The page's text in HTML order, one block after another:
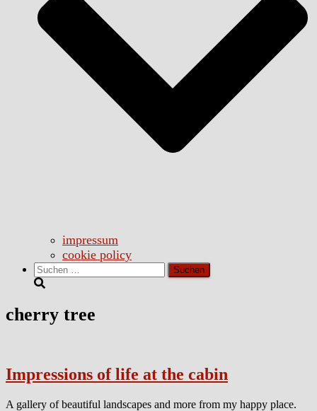
impressum
cookie policy
Suchen
nach:
cherry tree
Impressions of life at the cabin
A gallery of beautiful landscapes and more from my happy place.